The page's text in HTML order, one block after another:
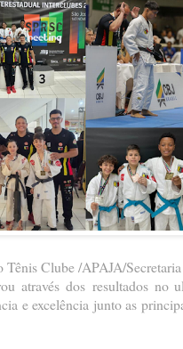
Tênis Clube /APAJA/
através dos resultados no
e excelência junto as